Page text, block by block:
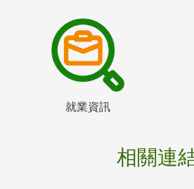
就業資訊
相關連